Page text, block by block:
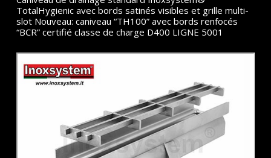
TotalHygienic avec bords satinés visibles et grille multi-
slot Nouveau: caniveau “TH100” avec bords renfocés
“BCR” certifié classe de charge D400 LIGNE 5001